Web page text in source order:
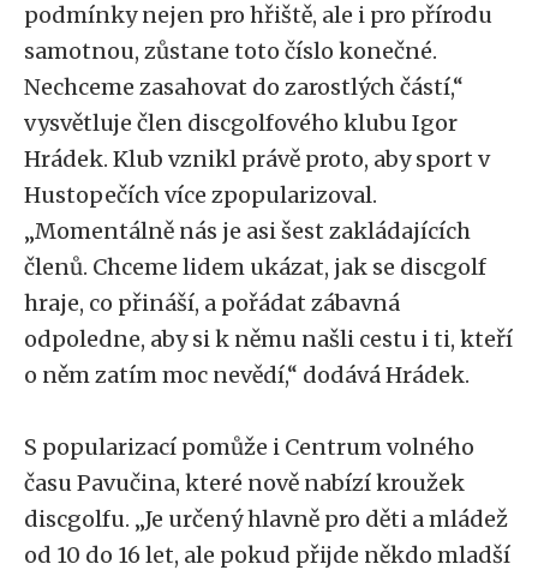
podmínky nejen pro hřiště, ale i pro přírodu
samotnou, zůstane toto číslo konečné.
Nechceme zasahovat do zarostlých částí,“
vysvětluje člen discgolfového klubu Igor
Hrádek. Klub vznikl právě proto, aby sport v
Hustopečích více zpopularizoval.
„Momentálně nás je asi šest zakládajících
členů. Chceme lidem ukázat, jak se discgolf
hraje, co přináší, a pořádat zábavná
odpoledne, aby si k němu našli cestu i ti, kteří
o něm zatím moc nevědí,“ dodává Hrádek.
S popularizací pomůže i Centrum volného
času Pavučina, které nově nabízí kroužek
discgolfu. „Je určený hlavně pro děti a mládež
od 10 do 16 let, ale pokud přijde někdo mladší